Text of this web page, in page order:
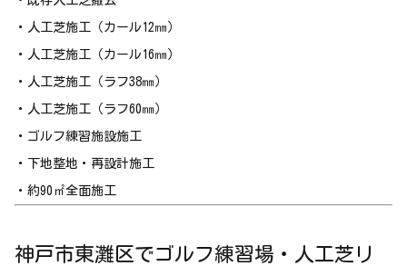
・人工芝施工（カール12㎜）
・人工芝施工（カール16㎜）
・人工芝施工（ラフ38㎜）
・人工芝施工（ラフ60㎜）
・ゴルフ練習施設施工
・下地整地・再設計施工
・約90㎡全面施工
神戸市東灘区でゴルフ練習場・人工芝リ